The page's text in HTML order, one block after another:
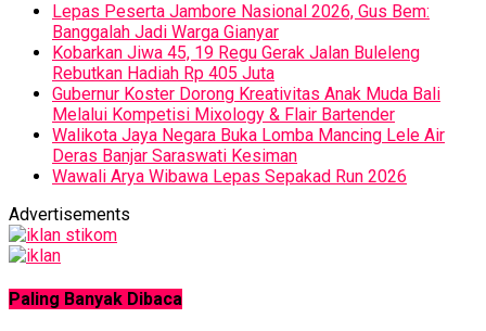
Lepas Peserta Jambore Nasional 2026, Gus Bem:
Banggalah Jadi Warga Gianyar
Kobarkan Jiwa 45, 19 Regu Gerak Jalan Buleleng
Rebutkan Hadiah Rp 405 Juta
Gubernur Koster Dorong Kreativitas Anak Muda Bali
Melalui Kompetisi Mixology & Flair Bartender
Walikota Jaya Negara Buka Lomba Mancing Lele Air
Deras Banjar Saraswati Kesiman
Wawali Arya Wibawa Lepas Sepakad Run 2026
Advertisements
Paling Banyak Dibaca